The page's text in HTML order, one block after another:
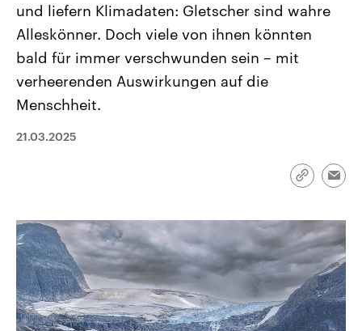
Landtagswahl Sachsen-Anhalt
2026
Alle Informationen
Sachsen-Anhalt wählt am 6.
September 2026 einen neuen
Landtag. Seit 2021 wird das
Bundesland von einer Koalition aus
Umfragen, Prognosen,
Wahlprogramme, aktuelle Berichte
USA
Aktuelle Beiträge,
Hintergründe
Wirtschaftlich und
gehören die Vereinigten
den mächtigsten Ländern
und liefern Klimadaten: Gletscher sind wahre
Alleskönner. Doch viele von ihnen könnten
bald für immer verschwunden sein – mit
verheerenden Auswirkungen auf die
Menschheit.
21.03.2025
Link